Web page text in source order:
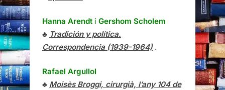
Hanna Arendt i Gershom Scholem
♣ Tradición y política.
Correspondencia (1939-1964) .
Rafael Argullol
♣ Moisès Broggi, cirurgià, l’any 104 de